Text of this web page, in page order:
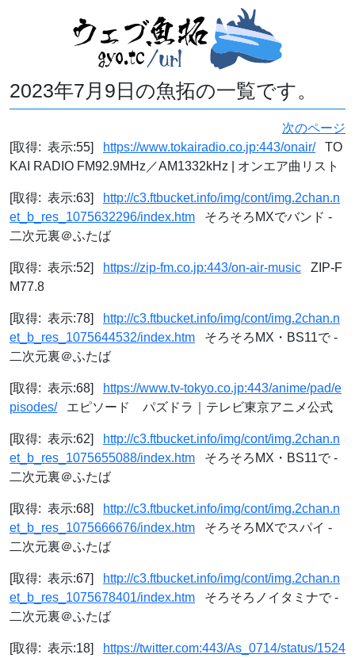
2023年7月9日の魚拓の一覧です。
次のページ
[取得: 表示:55]
https://www.tokairadio.co.jp:443/onair/TO
KAI RADIO FM92.9MHz／AM1332kHz | オンエア曲リスト
[取得: 表示:63]
http://c3.ftbucket.info/img/cont/img.2chan.n
et_b_res_1075632296/index.htm そろそろMXでバンド -
二次元裏＠ふたば
[取得: 表示:52] https://zip-fm.co.jp:443/on-air-music ZIP-F
M77.8
[取得: 表示:78]
http://c3.ftbucket.info/img/cont/img.2chan.n
et_b_res_1075644532/index.htm そろそろMX・BS11で -
二次元裏＠ふたば
[取得: 表示:68]
https://www.tv-tokyo.co.jp:443/anime/pad/e
pisodes/エピソード パズドラ｜テレビ東京アニメ公式
[取得: 表示:62]
http://c3.ftbucket.info/img/cont/img.2chan.n
et_b_res_1075655088/index.htm そろそろMX・BS11で -
二次元裏＠ふたば
[取得: 表示:68]
http://c3.ftbucket.info/img/cont/img.2chan.n
et_b_res_1075666676/index.htm そろそろMXでスパイ -
二次元裏＠ふたば
[取得: 表示:67]
http://c3.ftbucket.info/img/cont/img.2chan.n
et_b_res_1075678401/index.htm そろそろノイタミナで -
二次元裏＠ふたば
[取得: 表示:18]
https://twitter.com:443/As_0714/status/1524